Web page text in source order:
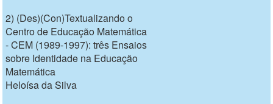
2) (Des)(Con)Textualizando o
Centro de Educação Matemática
- CEM (1989-1997): três Ensaios
sobre Identidade na Educação
Matemática
Heloísa da Silva